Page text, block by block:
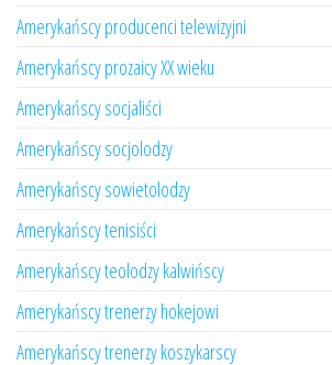
Amerykańscy producenci telewizyjni
Amerykańscy prozaicy XX wieku
Amerykańscy socjaliści
Amerykańscy socjolodzy
Amerykańscy sowietolodzy
Amerykańscy tenisiści
Amerykańscy teolodzy kalwińscy
Amerykańscy trenerzy hokejowi
Amerykańscy trenerzy koszykarscy